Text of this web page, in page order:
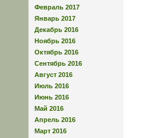
Февраль 2017
Январь 2017
Декабрь 2016
Ноябрь 2016
Октябрь 2016
Сентябрь 2016
Август 2016
Июль 2016
Июнь 2016
Май 2016
Апрель 2016
Март 2016